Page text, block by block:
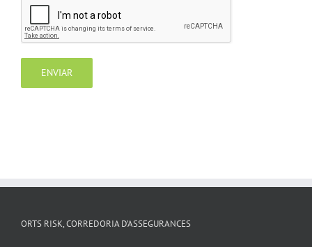
ORTS RISK, CORREDORIA D’ASSEGURANCES